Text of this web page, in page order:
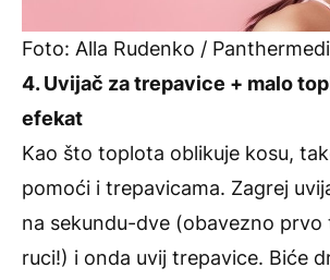
Foto: Alla Rudenko /
4. Uvijač za trepavice + malo
efekat
Kao što toplota oblikuje kosu,
pomoći i trepavicama. Zagrej
na sekundu-dve (obavezno prvo
ruci!) i onda uvij trepavice. Biće